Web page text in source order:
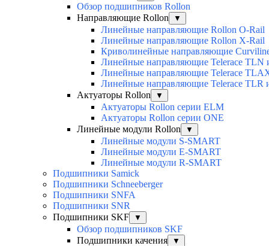
Обзор подшипников Rollon
Направляющие Rollon
▼
Линейные направляющие Rollon O-Rail
Линейные направляющие Rollon X-Rail
Криволинейные направляющие
Линейные направляющие Telerace TLN
Линейные направляющие Telerace
Линейные направляющие Telerace TLR
Актуаторы Rollon
▼
Актуаторы Rollon серии ELM
Актуаторы Rollon серии ONE
Линейные модули Rollon
▼
Линейные модули S-SMART
Линейные модули E-SMART
Линейные модули R-SMART
Подшипники Samick
Подшипники Schneeberger
Подшипники SNFA
Подшипники SNR
Подшипники SKF
▼
Обзор подшипников SKF
Подшипники качения
▼